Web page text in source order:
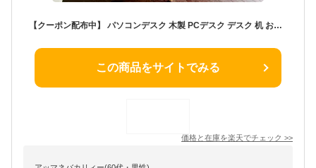
【クーポン配布中】 パソコンデスク 木製 PCデスク デスク 机 おしゃれ テーブル 北欧 シンプル リビング用 居間用 120cm幅 学習机 勉強机 大人 オフィス家具 オフィスデスク パソコン机 desk ミッドセンチュリー ワークデスク SMART（スマート）デスク 単体販売 ブラウン
この商品をサイトでみる
価格と在庫を楽天でチェック >>